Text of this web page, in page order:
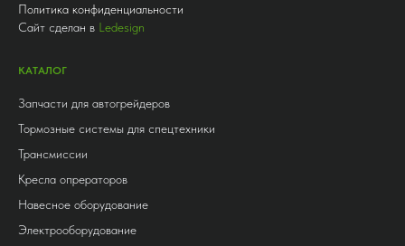
Политика конфиденциальности
Сайт сделан в Ledesign
КАТАЛОГ
Запчасти для автогрейдеров
Тормозные системы для спецтехники
Трансмиссии
Кресла опрераторов
Навесное оборудование
Электрооборудование